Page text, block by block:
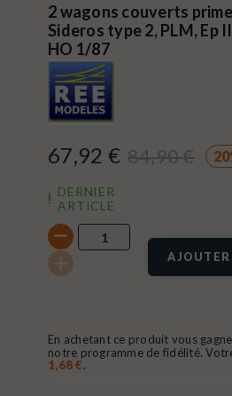
2 wagons couverts
Sideros type 2, PLM, Ep
HO 1/87
67,92 € 84,90 €
DERNIER
ARTICLE
AJOUTER
En achetant ce produit vous
notre programme de fidélité.
1,68 €.